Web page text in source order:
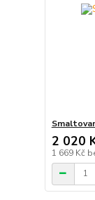
2 020
1 669 Kč